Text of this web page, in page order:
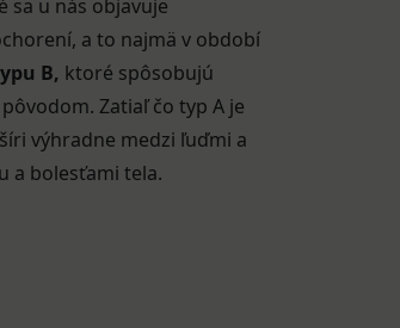
sa u nás objavuje
a to najmä v období
B, ktoré spôsobujú
Zatiaľ čo typ A je
výhradne medzi ľuďmi a
a bolesťami tela.